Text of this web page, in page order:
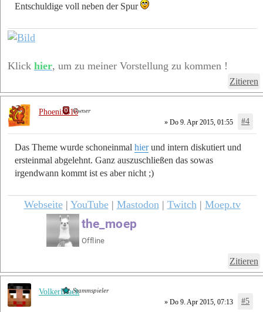
Entschuldige voll neben der Spur
Klick hier, um zu meiner Vorstellung zu kommen !
Zitieren
» Do 9. Apr 2015, 01:55 #4
Das Theme wurde schoneinmal hierund intern diskutiert und
ersteinmal abgelehnt. Ganz auszuschließen das sowas
irgendwann kommt ist es aber nicht ;)
Webseite| YouTube| Mastodon| Twitch| Moep.tv
Zitieren
Phoenix616Owner
» Do 9. Apr 2015, 07:13 #5
VolkerBlackStammspieler